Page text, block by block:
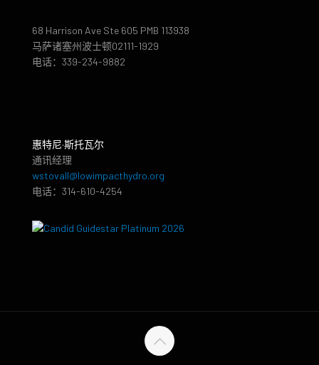
68 Harrison Ave Ste 605 PMB 113938
马萨诸塞州波士顿02111-1929
电话：339-234-9882
惠特尼·斯托瓦尔
通讯经理
wstovall@lowimpacthydro.org
电话：314-610-4254